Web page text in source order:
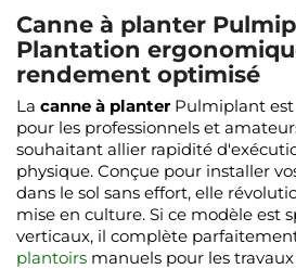
Canne à planter
Plantation
rendement optimisé
La canne à planterPulmiplant est
pour les professionnels et
souhaitant allier rapidité
physique. Conçue pour installer
dans le sol sans effort, elle
mise en culture. Si ce modèle est
verticaux, il complète
plantoirs manuels pour les